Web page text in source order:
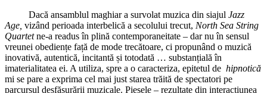
Dacă ansamblul maghiar a survolat muzica din siajul Jazz
Age, vizând perioada interbelică a secolului trecut, North Sea String
Quartetne-a readus în plină contemporaneitate – dar nu în sensul
vreunei obediențe față de mode trecătoare, ci propunând o muzică
inovativă, autentică, incitantă și totodată … substanțială în
imaterialitatea ei. A utiliza, spre a o caracteriza, epitetul de hipnotică
mi se pare a exprima cel mai just starea trăită de spectatori pe
parcursul desfășurării muzicale. Piesele – rezultate din interacțiunea